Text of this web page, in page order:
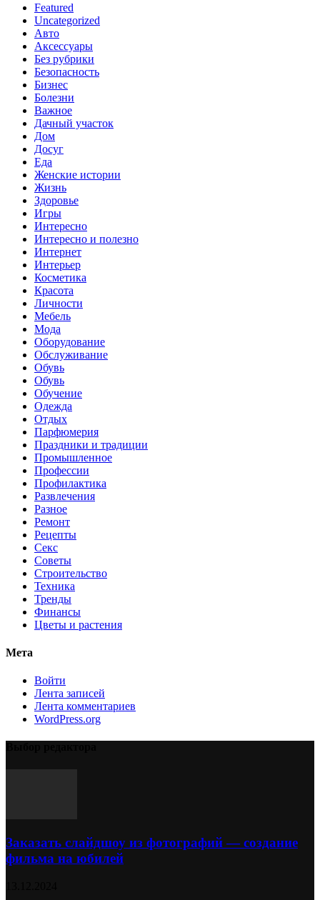
Featured
Uncategorized
Авто
Аксессуары
Без рубрики
Безопасность
Бизнес
Болезни
Важное
Дачный участок
Дом
Досуг
Еда
Женские истории
Жизнь
Здоровье
Игры
Интересно
Интересно и полезно
Интернет
Интерьер
Косметика
Красота
Личности
Мебель
Мода
Оборудование
Обслуживание
Обувь
Обувь
Обучение
Одежда
Отдых
Парфюмерия
Праздники и традиции
Промышленное
Профессии
Профилактика
Развлечения
Разное
Ремонт
Рецепты
Секс
Советы
Строительство
Техника
Тренды
Финансы
Цветы и растения
Мета
Войти
Лента записей
Лента комментариев
WordPress.org
Заказать слайдшоу из фотографий — создание
фильма на юбилей